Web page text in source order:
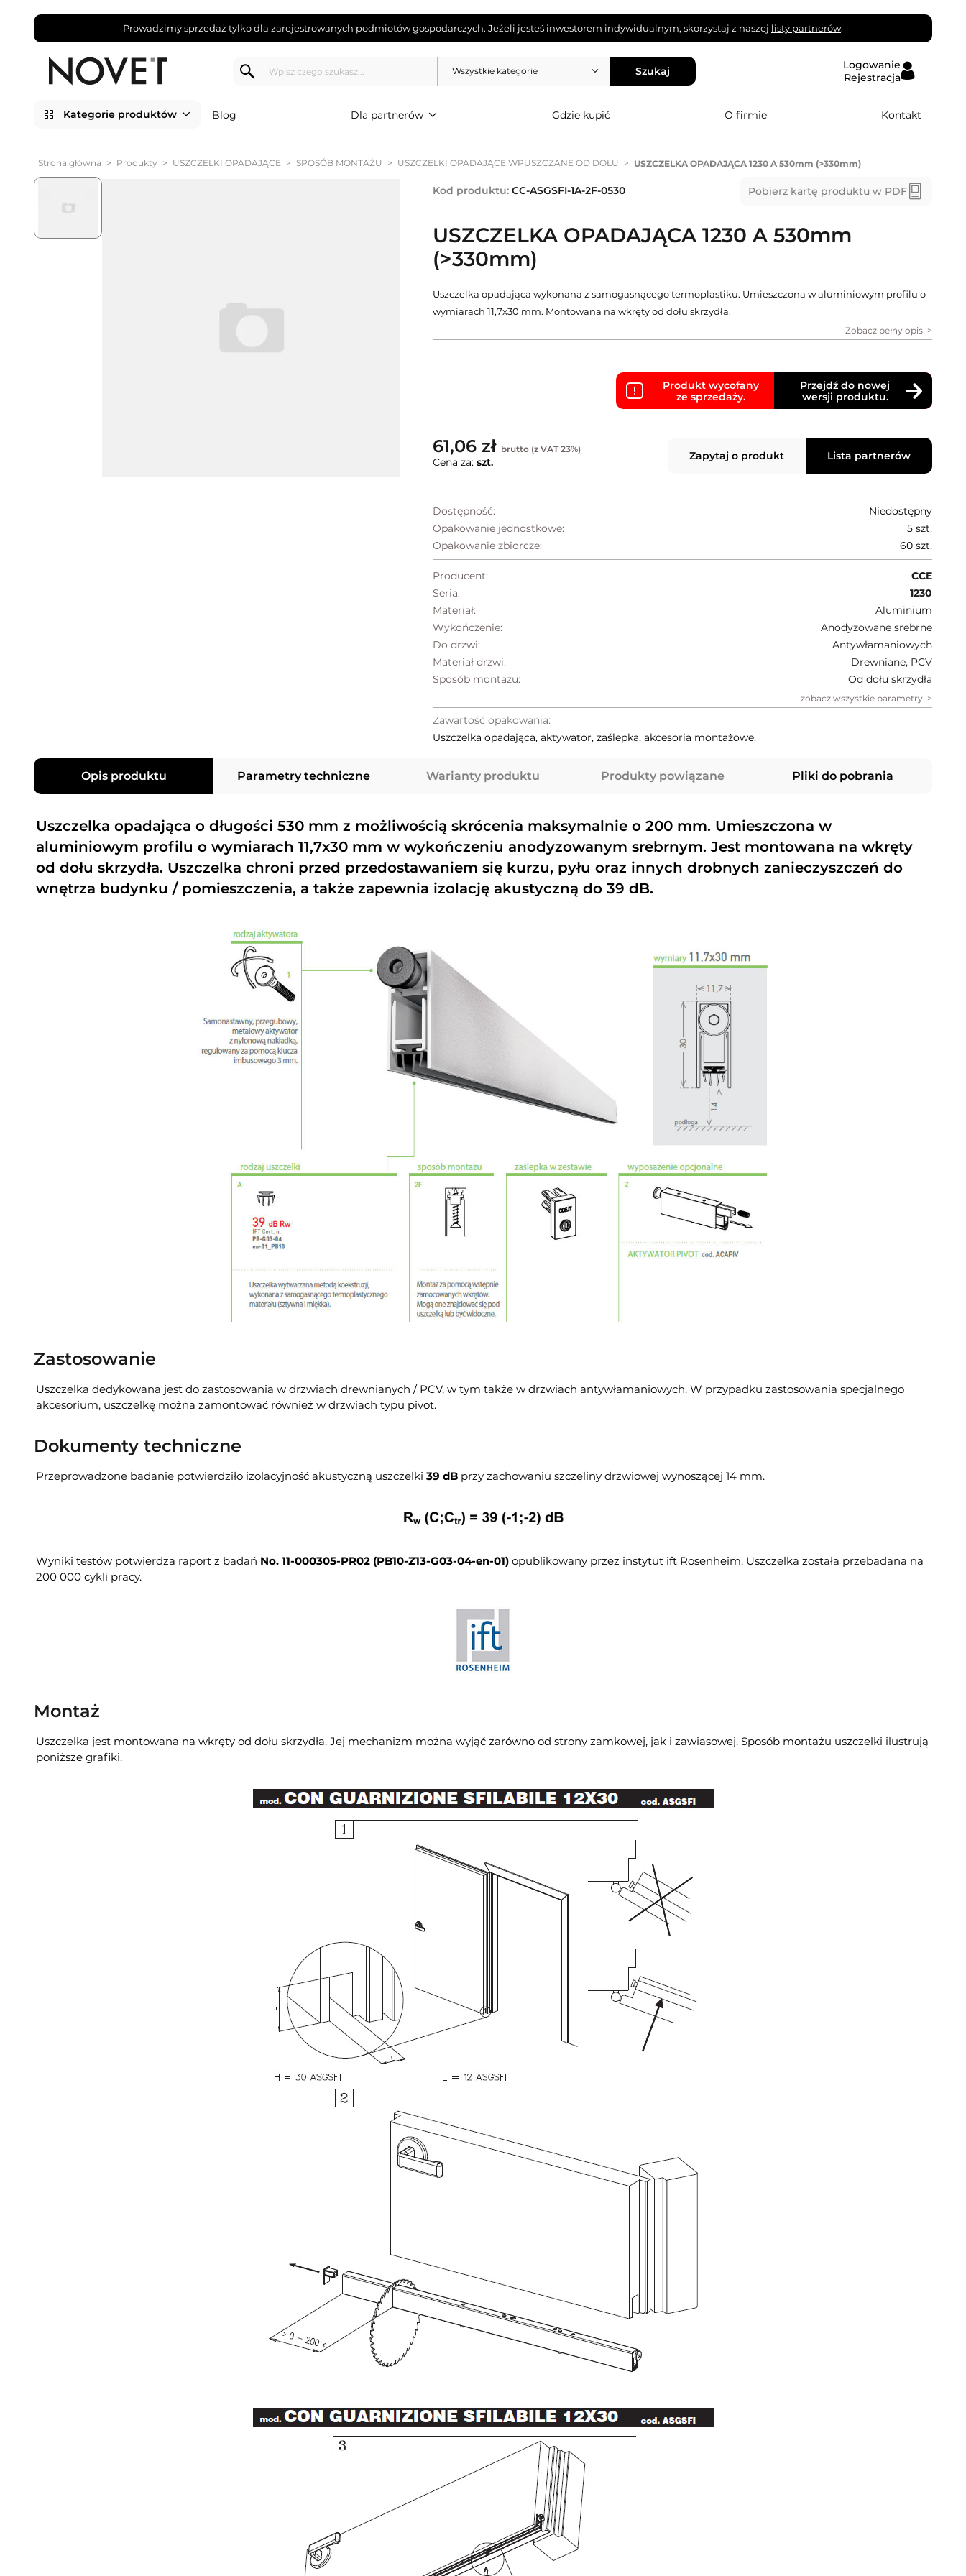
Prowadzimy sprzedaż tylko dla zarejestrowanych podmiotów gospodarczych. Jeżeli jesteś inwestorem indywidualnym, skorzystaj z naszej listy partnerów.
Wszystkie kategorie Szukaj
Logowanie
Rejestracja
Kategorie produktów Blog Dla partnerów Gdzie kupić O firmie Kontakt
Strona główna > Produkty > USZCZELKI OPADAJĄCE > SPOSÓB MONTAŻU > USZCZELKI OPADAJĄCE WPUSZCZANE OD DOŁU > USZCZELKA OPADAJĄCA 1230 A 530mm (>330mm)
Kod produktu: CC-ASGSFI-1A-2F-0530 Pobierz kartę produktu w PDF
USZCZELKA OPADAJĄCA 1230 A 530mm
(>330mm)
Uszczelka opadająca wykonana z samogasnącego termoplastiku. Umieszczona w aluminiowym profilu o
wymiarach 11,7x30 mm. Montowana na wkręty od dołu skrzydła.
Zobacz pełny opis
Produkt wycofany
ze sprzedaży.
Przejdź do nowej
wersji produktu.
61,06 zł brutto (z VAT 23%)
Cena za: szt. Zapytaj o produkt Lista partnerów
Dostępność:
Niedostępny
Opakowanie jednostkowe:
5 szt.
Opakowanie zbiorcze:
60 szt.
Producent:
CCE
Seria:
1230
Materiał:
Aluminium
Wykończenie:
Anodyzowane srebrne
Do drzwi:
Antywłamaniowych
Materiał drzwi:
Drewniane, PCV
Sposób montażu:
Od dołu skrzydła
zobacz wszystkie parametry
Zawartość opakowania:
Uszczelka opadająca, aktywator, zaślepka, akcesoria montażowe.
Opis produktu Parametry techniczne Warianty produktu Produkty powiązane Pliki do pobrania
Uszczelka opadająca o długości 530 mm z możliwością skrócenia maksymalnie o 200 mm. Umieszczona w
aluminiowym profilu o wymiarach 11,7x30 mm w wykończeniu anodyzowanym srebrnym. Jest montowana na wkręty
od dołu skrzydła. Uszczelka chroni przed przedostawaniem się kurzu, pyłu oraz innych drobnych zanieczyszczeń do
wnętrza budynku / pomieszczenia, a także zapewnia izolację akustyczną do 39 dB.
Zastosowanie
Uszczelka dedykowana jest do zastosowania w drzwiach drewnianych / PCV, w tym także w drzwiach antywłamaniowych. W przypadku zastosowania specjalnego
akcesorium, uszczelkę można zamontować również w drzwiach typu pivot.
Dokumenty techniczne
Przeprowadzone badanie potwierdziło izolacyjność akustyczną uszczelki 39 dB przy zachowaniu szczeliny drzwiowej wynoszącej 14 mm.
Wyniki testów potwierdza raport z badań No. 11-000305-PR02 (PB10-Z13-G03-04-en-01) opublikowany przez instytut ift Rosenheim. Uszczelka została przebadana na
200 000 cykli pracy.
Montaż
Uszczelka jest montowana na wkręty od dołu skrzydła. Jej mechanizm można wyjąć zarówno od strony zamkowej, jak i zawiasowej. Sposób montażu uszczelki ilustrują
poniższe grafiki.